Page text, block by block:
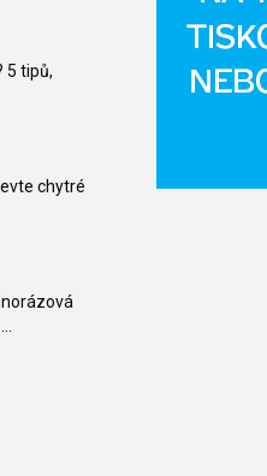
5 tipů,
chytré